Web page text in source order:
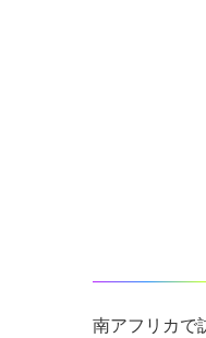
南アフリカで